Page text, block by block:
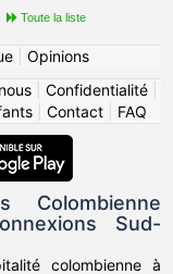
Toute la liste
| Opinions
Confidentialité
| Contact| FAQ
Colombienne
Sud-
colombienne à